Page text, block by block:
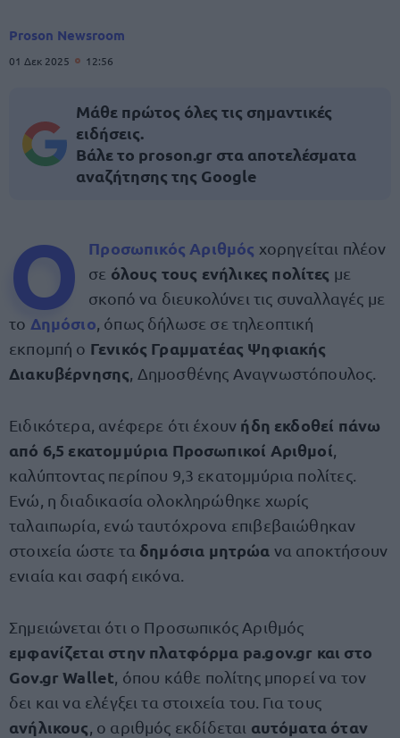
Proson Newsroom
01 Δεκ 2025 12:56
Μάθε πρώτος όλες τις σημαντικές
ειδήσεις.
Βάλε το proson.gr στα αποτελέσματα
αναζήτησης της Google
Ο Προσωπικός Αριθμός χορηγείται πλέον
σε όλους τους ενήλικες πολίτες με
σκοπό να διευκολύνει τις συναλλαγές με
το Δημόσιο , όπως δήλωσε σε τηλεοπτική
εκπομπή ο Γενικός Γραμματέας Ψηφιακής
Διακυβέρνησης , Δημοσθένης Αναγνωστόπουλος.
Ειδικότερα, ανέφερε ότι έχουν ήδη εκδοθεί πάνω
από 6,5 εκατομμύρια Προσωπικοί Αριθμοί
καλύπτοντας περίπου 9,3 εκατομμύρια πολίτες.
Ενώ, η διαδικασία ολοκληρώθηκε χωρίς
ταλαιπωρία, ενώ ταυτόχρονα επιβεβαιώθηκαν
στοιχεία ώστε τα δημόσια μητρώα να αποκτήσουν
ενιαία και σαφή εικόνα.
Σημειώνεται ότι ο Προσωπικός Αριθμός
εμφανίζεται στην πλατφόρμα pa.gov.gr και στο
Gov.gr Wallet , όπου κάθε πολίτης μπορεί να τον
δει και να ελέγξει τα στοιχεία του. Για τους
ανήλικους , ο αριθμός εκδίδεται αυτόματα όταν